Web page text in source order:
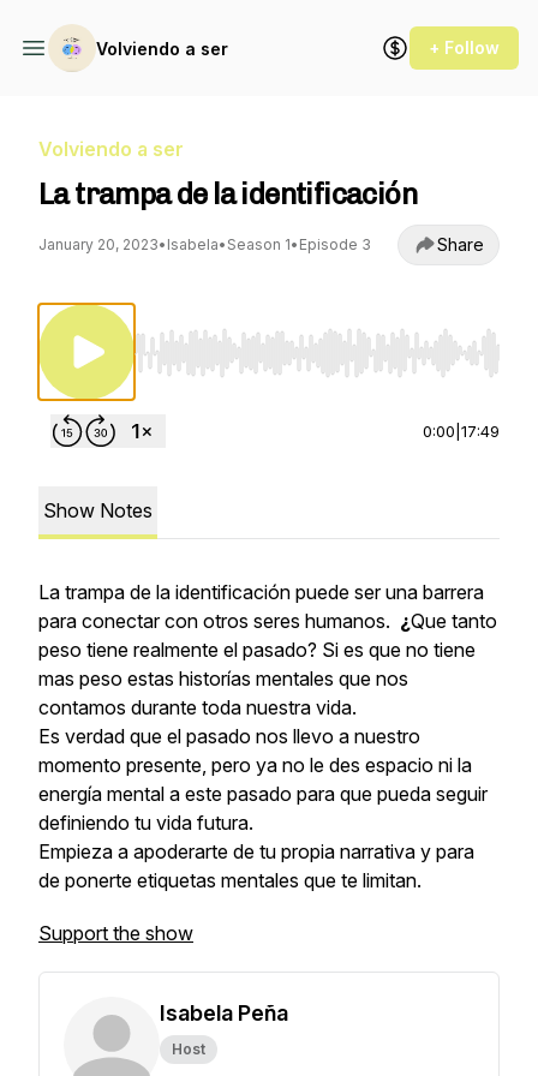
Volviendo a ser + Follow
Volviendo a ser
La trampa de la identificación
January 20, 2023• Isabela• Season 1• Episode 3 Share
Use Left/Right to seek, Home/End to jump
0:00 17:49
Show Notes
La trampa de la identificación puede ser una barrera
para conectar con otros seres humanos. ¿Que tanto
peso tiene realmente el pasado? Si es que no tiene
mas peso estas historías mentales que nos
contamos durante toda nuestra vida.
Es verdad que el pasado nos llevo a nuestro
momento presente, pero ya no le des espacio ni la
energía mental a este pasado para que pueda seguir
definiendo tu vida futura.
Empieza a apoderarte de tu propia narrativa y para
de ponerte etiquetas mentales que te limitan.
Support the show
Isabela Peña
Host